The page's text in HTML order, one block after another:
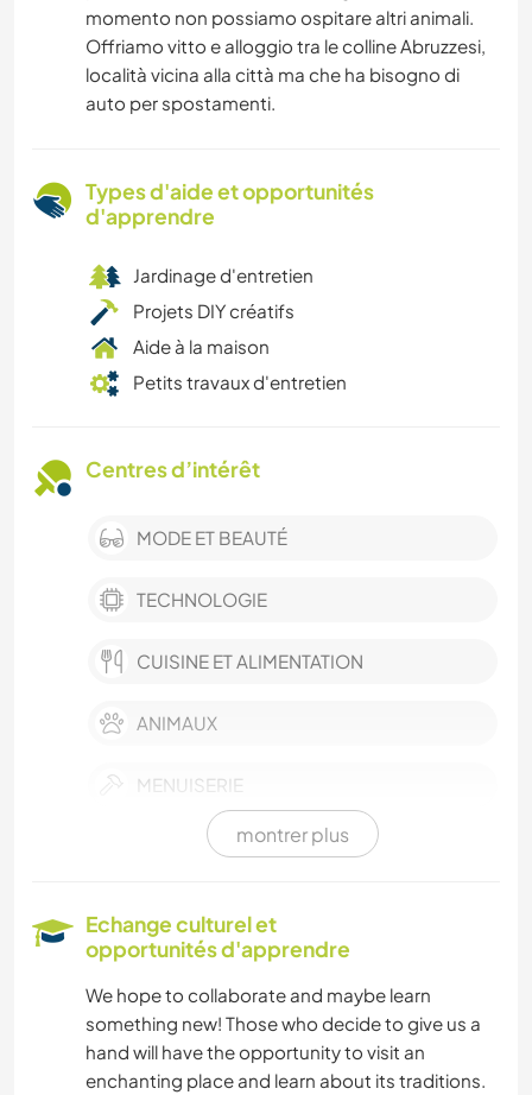
momento non possiamo ospitare altri animali.
Offriamo vitto e alloggio tra le colline Abruzzesi,
località vicina alla città ma che ha bisogno di
auto per spostamenti.
Types d'aide et opportunités
d'apprendre
Jardinage d'entretien
Projets DIY créatifs
Aide à la maison
Petits travaux d'entretien
Centres d’intérêt
MODE ET BEAUTÉ
TECHNOLOGIE
CUISINE ET ALIMENTATION
ANIMAUX
MENUISERIE
montrer plus
Echange culturel et
opportunités d'apprendre
We hope to collaborate and maybe learn
something new! Those who decide to give us a
hand will have the opportunity to visit an
enchanting place and learn about its traditions.